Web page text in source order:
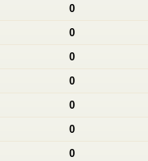
0
0
0
0
0
0
0